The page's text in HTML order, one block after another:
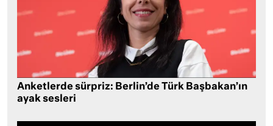
Anketlerde sürpriz: Berlin’de Türk Başbakan’ın
ayak sesleri